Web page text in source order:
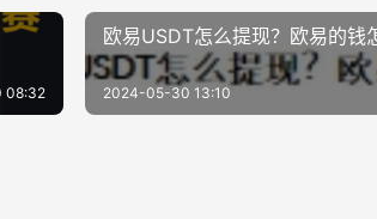
08:32
欧易USDT怎么提现？欧易的钱
2024-05-30 13:10